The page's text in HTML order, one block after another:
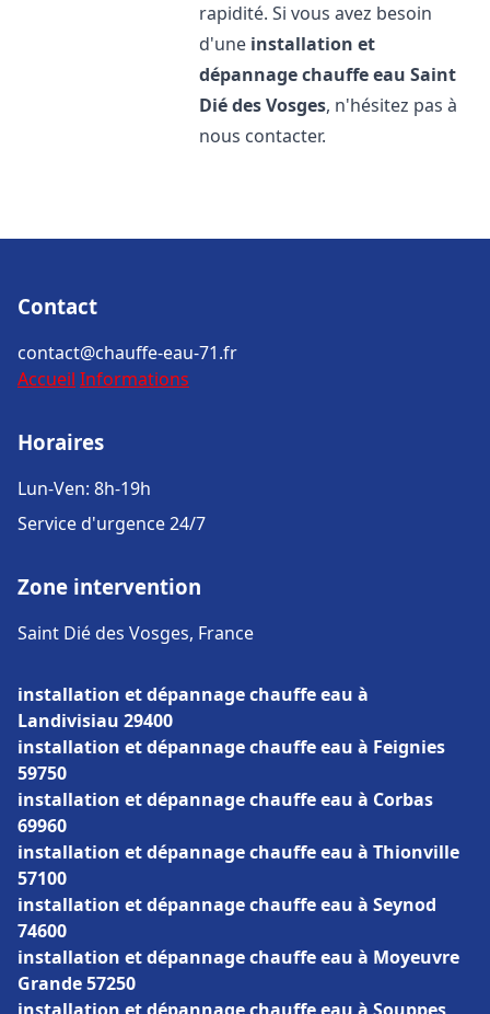
rapidité. Si vous avez besoin
d'une installation et
dépannage chauffe eau Saint
Dié des Vosges, n'hésitez pas à
nous contacter.
Contact
contact@chauffe-eau-71.fr
Accueil Informations
Horaires
Lun-Ven: 8h-19h
Service d'urgence 24/7
Zone intervention
Saint Dié des Vosges, France
installation et dépannage chauffe eau à
Landivisiau 29400
installation et dépannage chauffe eau à Feignies
59750
installation et dépannage chauffe eau à Corbas
69960
installation et dépannage chauffe eau à Thionville
57100
installation et dépannage chauffe eau à Seynod
74600
installation et dépannage chauffe eau à Moyeuvre
Grande 57250